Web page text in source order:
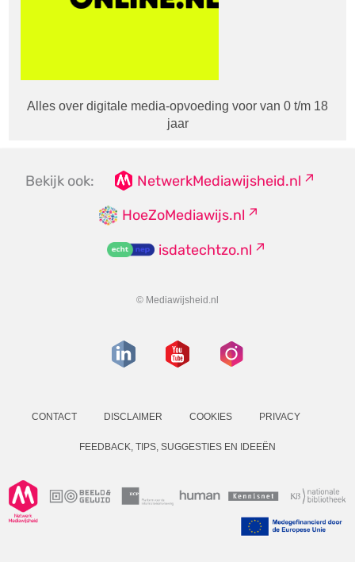
Alles over digitale media-opvoeding voor van 0 t/m 18
jaar
Bekijk ook:
NetwerkMediawijsheid.nl
HoeZoMediawijs.nl
isdatechtzo.nl
© Mediawijsheid.nl
CONTACT DISCLAIMER COOKIES PRIVACY
FEEDBACK, TIPS, SUGGESTIES EN IDEEËN